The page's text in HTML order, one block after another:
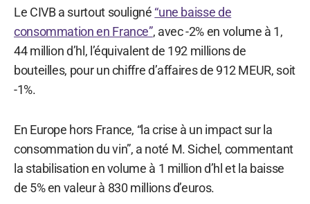
Le CIVB a surtout souligné “une baisse de
consommation en France”, avec -2% en volume à 1,
44 million d’hl, l’équivalent de 192 millions de
bouteilles, pour un chiffre d’affaires de 912 MEUR, soit
-1%.
En Europe hors France, “la crise à un impact sur la
consommation du vin”, a noté M. Sichel, commentant
la stabilisation en volume à 1 million d’hl et la baisse
de 5% en valeur à 830 millions d’euros.